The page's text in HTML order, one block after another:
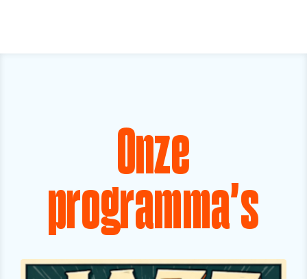
Onze
programma's